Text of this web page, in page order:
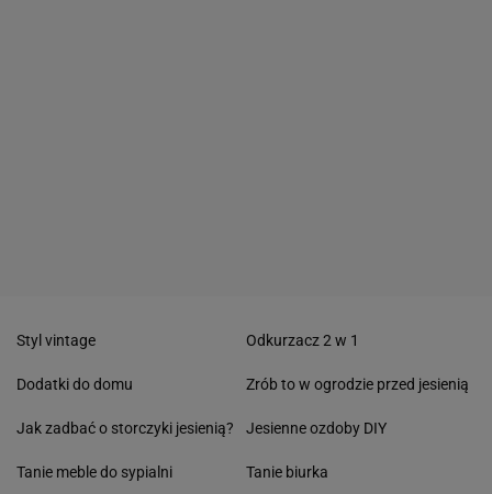
Styl vintage
Dodatki do domu
Jak zadbać o storczyki jesienią?
Tanie meble do sypialni
Odkurzacz 2 w 1
Zrób to w ogrodzie przed jesienią
Jesienne ozdoby DIY
Tanie biurka